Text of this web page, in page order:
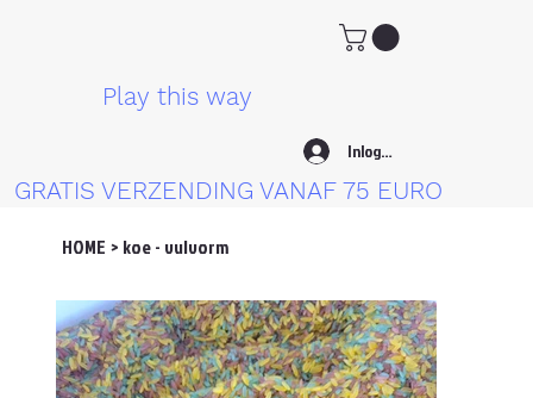
Play this way
Inloggen
GRATIS VERZENDING VANAF 75 EURO
HOME > koe - vulvorm